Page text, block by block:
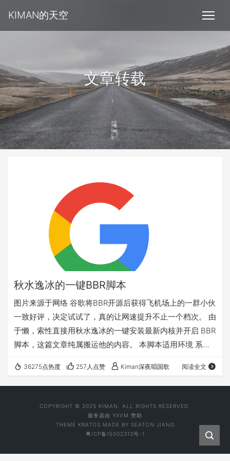
KIMAN的天空
文章转载
秋水逸冰的一键BBR脚本
图片来源于网络 谷歌将BBR开源后获得飞机场上的一群小伙
一致好评，决定试试了，真的让网速提升不止一个档次。 由
于懒，索性直接用秋水逸冰的一键安装最新内核并开启 BBR
脚本，这篇文章纯属搬运他的内容。 本脚本适用环境 系统
OpenVZ 以外的，比如 KVM、Xen、VMware 等 内存要
求：≥128M 日期 ：2017 年 02 月 22 日 使用方法 使用
36275点热度 257人点赞 Kiman深夜唱国歌 阅读全文
COPYRIGHT © 2025 KIMAN. ALL RIGHTS RESERVED.
服务器由 YXVM 赞助
THEME KRATOS MADE BY SEATON JIANG
粤ICP备15002313号-1